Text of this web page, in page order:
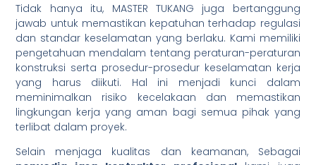
Tidak hanya itu, MASTER TUKANG juga bertanggung
jawab untuk memastikan kepatuhan terhadap regulasi
dan standar keselamatan yang berlaku. Kami memiliki
pengetahuan mendalam tentang peraturan-peraturan
konstruksi serta prosedur-prosedur keselamatan kerja
yang harus diikuti. Hal ini menjadi kunci dalam
meminimalkan risiko kecelakaan dan memastikan
lingkungan kerja yang aman bagi semua pihak yang
terlibat dalam proyek.
Selain menjaga kualitas dan keamanan, Sebagai